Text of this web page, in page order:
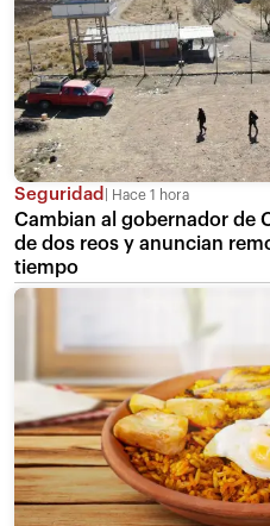
Seguridad Hace 1 hora
Cambian al gobernador de
de dos reos y anuncian
tiempo